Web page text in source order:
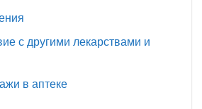
с другими лекарствами и
в аптеке